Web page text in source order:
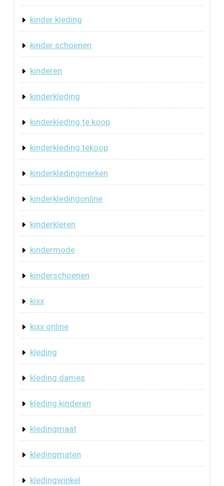
kinder kleding
kinder schoenen
kinderen
kinderkleding
kinderkleding te koop
kinderkleding tekoop
kinderkledingmerken
kinderkledingonline
kinderkleren
kindermode
kinderschoenen
kixx
kixx online
kleding
kleding dames
kleding kinderen
kledingmaat
kledingmaten
kledingwinkel